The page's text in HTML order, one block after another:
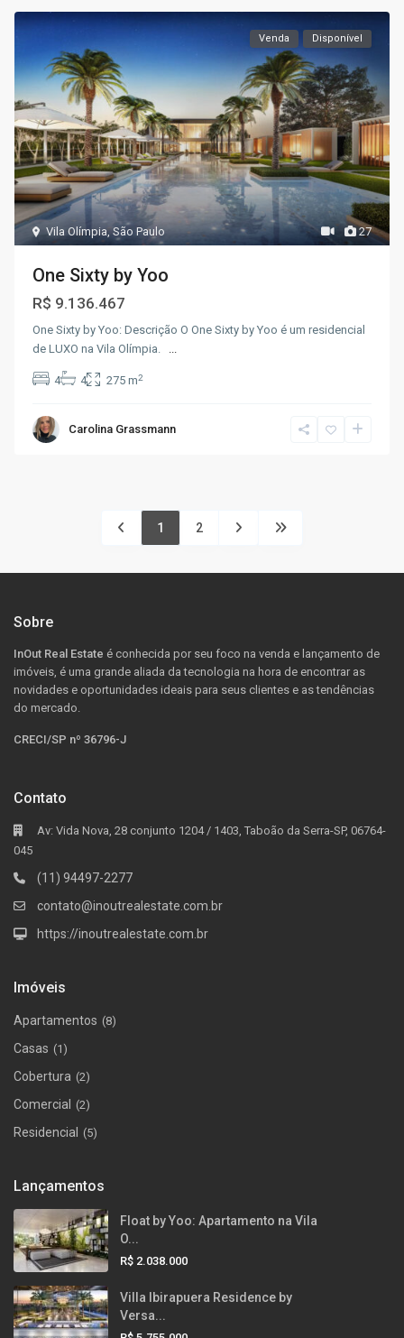
27
Vila Olímpia,São Paulo
Venda Disponível
One Sixty by Yoo
R$ 9.136.467
One Sixty by Yoo: Descrição O One Sixty by Yoo é um residencial
de LUXO na Vila Olímpia. ...
4 4 275 m2
Carolina Grassmann
1 2
Sobre
InOut Real Estate é conhecida por seu foco na venda e lançamento de
imóveis, é uma grande aliada da tecnologia na hora de encontrar as
novidades e oportunidades ideais para seus clientes e as tendências
do mercado.
CRECI/SP nº 36796-J
Contato
Av: Vida Nova, 28 conjunto 1204 / 1403, Taboão da Serra-SP, 06764-
045
(11) 94497-2277
contato@inoutrealestate.com.br
https://inoutrealestate.com.br
Imóveis
Apartamentos (8)
Casas (1)
Cobertura (2)
Comercial (2)
Residencial (5)
Lançamentos
Float by Yoo: Apartamento na Vila
O...
R$ 2.038.000
Villa Ibirapuera Residence by
Versa...